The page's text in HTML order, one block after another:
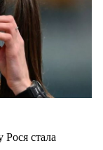
Рося стала